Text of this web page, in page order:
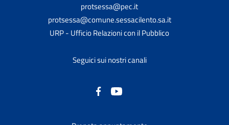
protsessa@pec.it
protsessa@comune.sessacilento.sa.it
URP - Ufficio Relazioni con il Pubblico
Seguici sui nostri canali